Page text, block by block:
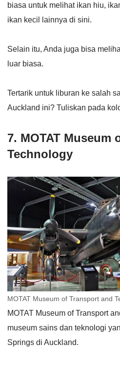
biasa untuk melihat ikan hiu,
ikan kecil lainnya di sini.
Selain itu, Anda juga bisa
luar biasa.
Tertarik untuk liburan ke salah
Auckland ini? Tuliskan pada
7. MOTAT Museum
Technology
MOTAT Museum of Transport and
MOTAT Museum of Transport
museum sains dan teknologi
Springs di Auckland.